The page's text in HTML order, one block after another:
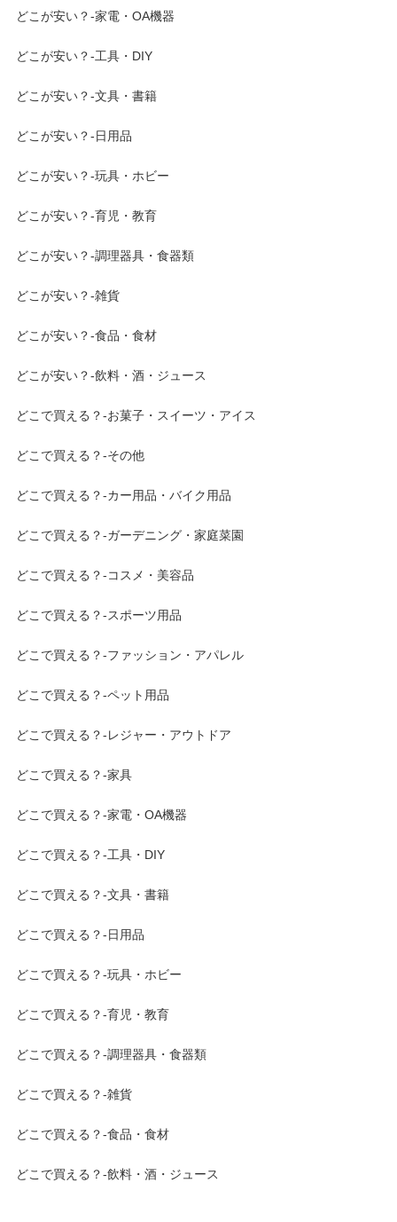
どこが安い？-家電・OA機器
どこが安い？-工具・DIY
どこが安い？-文具・書籍
どこが安い？-日用品
どこが安い？-玩具・ホビー
どこが安い？-育児・教育
どこが安い？-調理器具・食器類
どこが安い？-雑貨
どこが安い？-食品・食材
どこが安い？-飲料・酒・ジュース
どこで買える？-お菓子・スイーツ・アイス
どこで買える？-その他
どこで買える？-カー用品・バイク用品
どこで買える？-ガーデニング・家庭菜園
どこで買える？-コスメ・美容品
どこで買える？-スポーツ用品
どこで買える？-ファッション・アパレル
どこで買える？-ペット用品
どこで買える？-レジャー・アウトドア
どこで買える？-家具
どこで買える？-家電・OA機器
どこで買える？-工具・DIY
どこで買える？-文具・書籍
どこで買える？-日用品
どこで買える？-玩具・ホビー
どこで買える？-育児・教育
どこで買える？-調理器具・食器類
どこで買える？-雑貨
どこで買える？-食品・食材
どこで買える？-飲料・酒・ジュース